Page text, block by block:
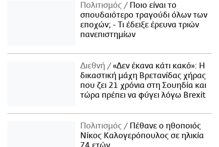
Πολιτισμός
Ποιο είναι το
σπουδαιότερο τραγούδι όλων των
εποχών; - Τι έδειξε έρευνα τριών
πανεπιστημίων
Διεθνή
«Δεν έκανα κάτι κακό»: Η
δικαστική μάχη Βρετανίδας χήρας
που ζει 21 χρόνια στη Σουηδία και
τώρα πρέπει να φύγει λόγω Brexit
Πολιτισμός
Πέθανε ο ηθοποιός
Νίκος Καλογερόπουλος σε ηλικία